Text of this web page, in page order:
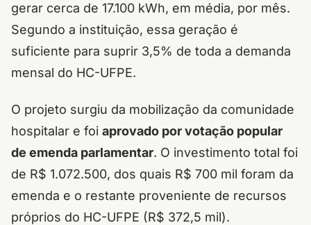
gerar cerca de 17.100 kWh, em média, por mês.
Segundo a instituição, essa geração é
suficiente para suprir 3,5% de toda a demanda
mensal do HC-UFPE.
O projeto surgiu da mobilização da comunidade
hospitalar e foi aprovado por votação popular
de emenda parlamentar. O investimento total foi
de R$ 1.072.500, dos quais R$ 700 mil foram da
emenda e o restante proveniente de recursos
próprios do HC-UFPE (R$ 372,5 mil).